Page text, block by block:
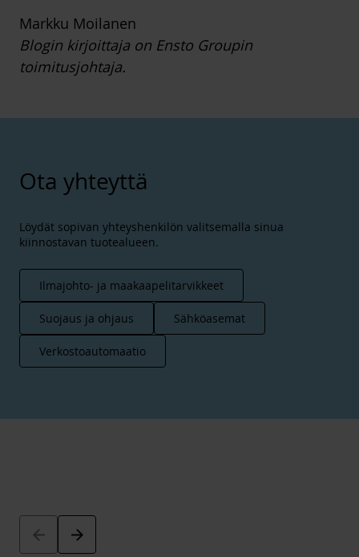
Markku Moilanen
Blogin kirjoittaja on Ensto Groupin
toimitusjohtaja.
Ota yhteyttä
Löydät sopivan yhteyshenkilön valitsemalla sinua
kiinnostavan tuotealueen.
Ilmajohto- ja maakaapelitarvikkeet
Suojaus ja ohjaus Sähköasemat
Verkostoautomaatio
Arrow_back Arrow_forward